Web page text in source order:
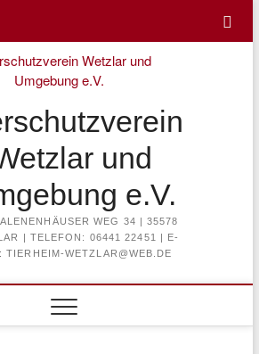
und
e.V.
WEG 34 | 35578
| TELEFON: 06441 22451 | E-
TIERHEIM-WETZLAR@WEB.DE